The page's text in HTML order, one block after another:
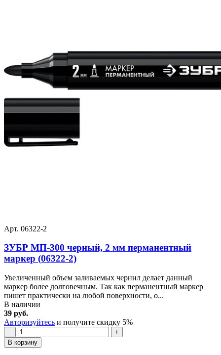
Арт. 06322-2
ЗУБР МП-300 черный, 2 мм перманентный
маркер (06322-2)
Увеличенный объем заливаемых чернил делает данный
маркер более долговечным. Так как перманентный маркер
пишет практически на любой поверхности, о...
В наличии
39 руб.
Авторизуйтесь и получите скидку 5%
−
+
В корзину